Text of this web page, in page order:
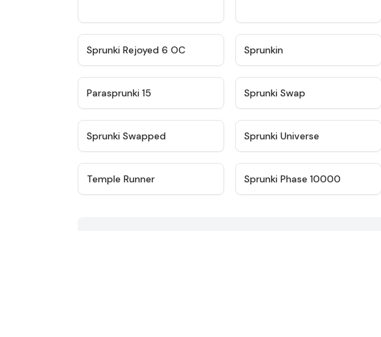
★
Sprunki Rejoyed 6 OC Sprunkin
Parasprunki 15 Sprunki Swap
Sprunki Swapped Sprunki Universe
Temple Runner Sprunki Phase 10000